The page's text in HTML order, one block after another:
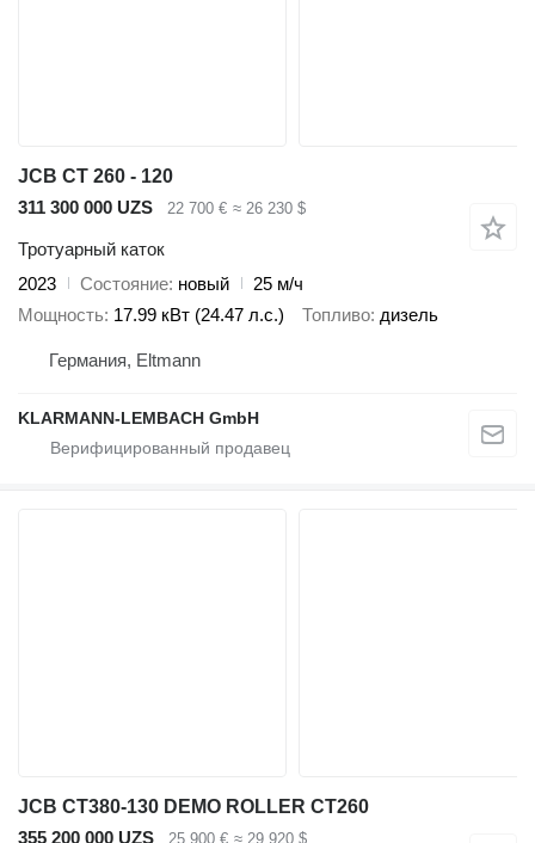
JCB CT 260 - 120
311 300 000 UZS
22 700 € ≈ 26 230 $
Тротуарный каток
2023
Состояние новый
25 м/ч
Мощность 17.99 кВт (24.47 л.с.) Топливо дизель
Германия, Eltmann
KLARMANN-LEMBACH GmbH
JCB CT380-130 DEMO ROLLER CT260
355 200 000 UZS
25 900 € ≈ 29 920 $